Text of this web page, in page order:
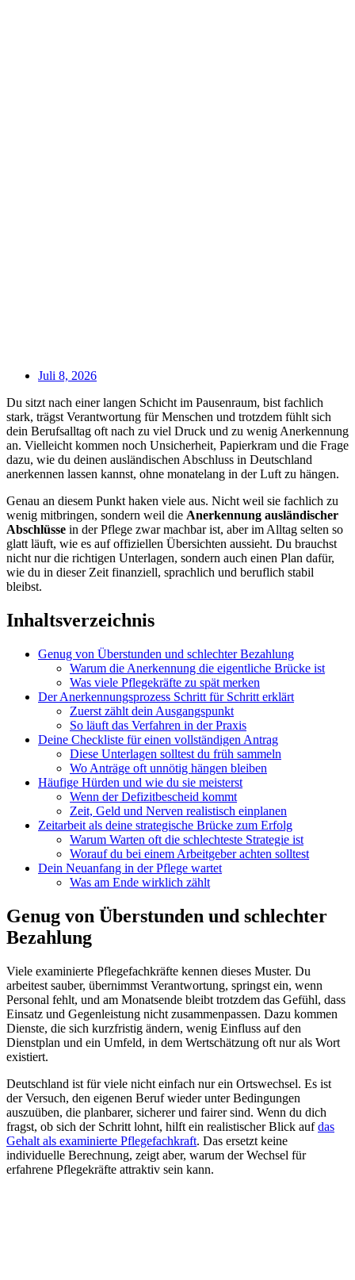
Juli 8, 2026
Du sitzt nach einer langen Schicht im Pausenraum, bist fachlich
stark, trägst Verantwortung für Menschen und trotzdem fühlt sich
dein Berufsalltag oft nach zu viel Druck und zu wenig Anerkennung
an. Vielleicht kommen noch Unsicherheit, Papierkram und die Frage
dazu, wie du deinen ausländischen Abschluss in Deutschland
anerkennen lassen kannst, ohne monatelang in der Luft zu hängen.
Genau an diesem Punkt haken viele aus. Nicht weil sie fachlich zu
wenig mitbringen, sondern weil die Anerkennung ausländischer
Abschlüsse in der Pflege zwar machbar ist, aber im Alltag selten so
glatt läuft, wie es auf offiziellen Übersichten aussieht. Du brauchst
nicht nur die richtigen Unterlagen, sondern auch einen Plan dafür,
wie du in dieser Zeit finanziell, sprachlich und beruflich stabil
bleibst.
Inhaltsverzeichnis
Genug von Überstunden und schlechter Bezahlung
Warum die Anerkennung die eigentliche Brücke ist
Was viele Pflegekräfte zu spät merken
Der Anerkennungsprozess Schritt für Schritt erklärt
Zuerst zählt dein Ausgangspunkt
So läuft das Verfahren in der Praxis
Deine Checkliste für einen vollständigen Antrag
Diese Unterlagen solltest du früh sammeln
Wo Anträge oft unnötig hängen bleiben
Häufige Hürden und wie du sie meisterst
Wenn der Defizitbescheid kommt
Zeit, Geld und Nerven realistisch einplanen
Zeitarbeit als deine strategische Brücke zum Erfolg
Warum Warten oft die schlechteste Strategie ist
Worauf du bei einem Arbeitgeber achten solltest
Dein Neuanfang in der Pflege wartet
Was am Ende wirklich zählt
Genug von Überstunden und schlechter
Bezahlung
Viele examinierte Pflegefachkräfte kennen dieses Muster. Du
arbeitest sauber, übernimmst Verantwortung, springst ein, wenn
Personal fehlt, und am Monatsende bleibt trotzdem das Gefühl, dass
Einsatz und Gegenleistung nicht zusammenpassen. Dazu kommen
Dienste, die sich kurzfristig ändern, wenig Einfluss auf den
Dienstplan und ein Umfeld, in dem Wertschätzung oft nur als Wort
existiert.
Deutschland ist für viele nicht einfach nur ein Ortswechsel. Es ist
der Versuch, den eigenen Beruf wieder unter Bedingungen
auszuüben, die planbarer, sicherer und fairer sind. Wenn du dich
fragst, ob sich der Schritt lohnt, hilft ein realistischer Blick aufdas
Gehalt als examinierte Pflegefachkraft. Das ersetzt keine
individuelle Berechnung, zeigt aber, warum der Wechsel für
erfahrene Pflegekräfte attraktiv sein kann.